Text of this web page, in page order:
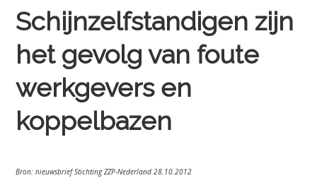
Schijnzelfstandigen zijn
het gevolg van foute
werkgevers en
koppelbazen
Bron: nieuwsbrief Stichting ZZP-Nederland 28.10.2012